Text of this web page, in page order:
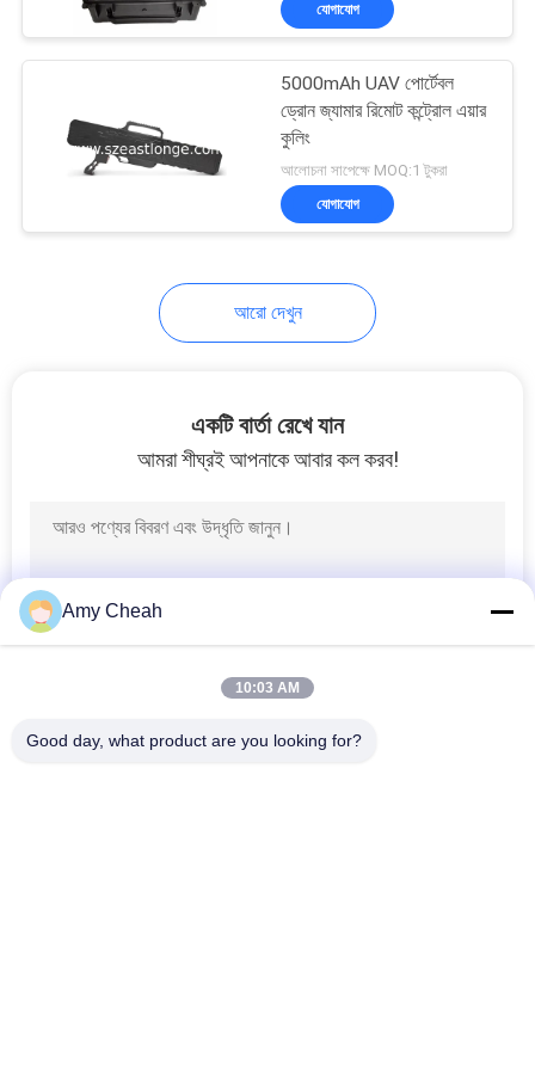
পাওয়ার এম্প্লিফায়ার মডিউল
যোগাযোগের আনুষাঙ্গিক
যোগাযোগ
5000mAh UAV পোর্টেবল
ড্রোন জ্যামার রিমোট কন্ট্রোল এয়ার
কুলিং
আলোচনা সাপেক্ষে MOQ:1 টুকরা
যোগাযোগ
আরো দেখুন
একটি বার্তা রেখে যান
আমরা শীঘ্রই আপনাকে আবার কল করব!
Amy Cheah
10:03 AM
Good day, what product are you looking for?